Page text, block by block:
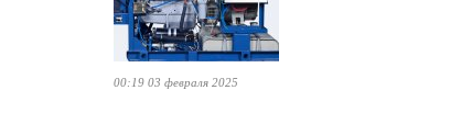
00:19 03 февраля 2025